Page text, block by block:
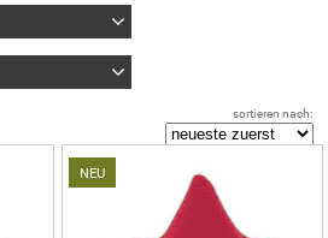
sortieren nach:
NEU